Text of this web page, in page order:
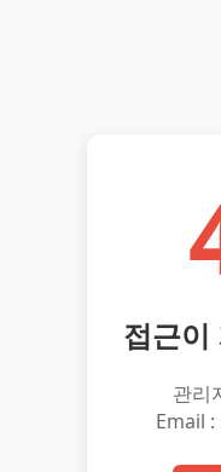
접근이
관리
Email